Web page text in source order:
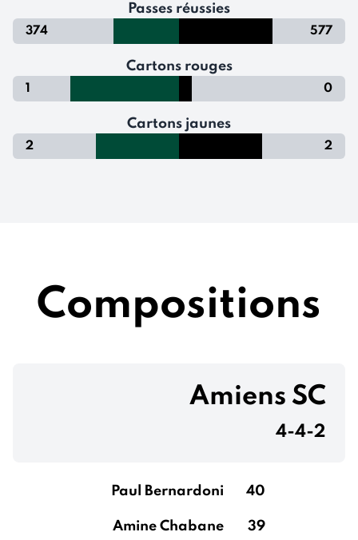
Passes réussies
374 577
Cartons rouges
1 0
Cartons jaunes
2 2
Compositions
Amiens SC
4-4-2
Paul Bernardoni 40
Amine Chabane 39